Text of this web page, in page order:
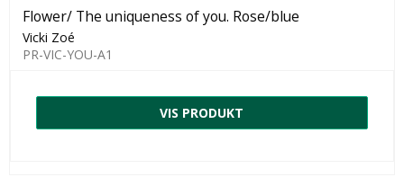
Flower/ The uniqueness of you. Rose/blue
Vicki Zoé
PR-VIC-YOU-A1
VIS PRODUKT